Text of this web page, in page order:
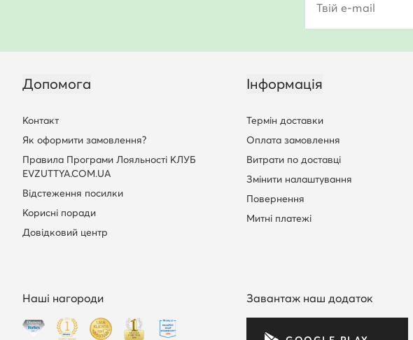
Твій e-mail
Допомога
Контакт
Як оформити замовлення?
Правила Програми Лояльності КЛУБ
EVZUTTYA.COM.UA
Відстеження посилки
Корисні поради
Довідковий центр
Інформація
Термін доставки
Оплата замовлення
Витрати по доставці
Змінити налаштування
Повернення
Митні платежі
Наші нагороди Завантаж наш додаток